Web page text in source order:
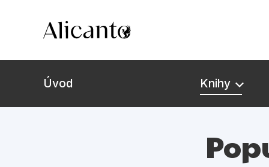
Úvod Knihy